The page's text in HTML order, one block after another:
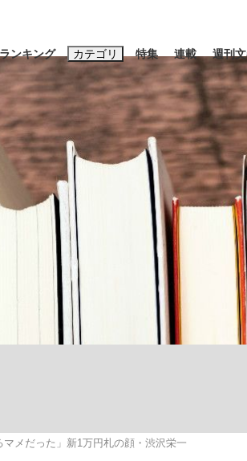
ランキング カテゴリ
ニュース エンタメ
一つ多くてもいい」時価総額が一時トヨタ超え
特集 連載 週刊
おすすめのキーワードタグ一覧
#藤田晋 #三山凌輝 #高市早苗 #後藤
#玉木雄一郎
#亀和田武
マメだった」新1万円札の顔・渋沢栄一